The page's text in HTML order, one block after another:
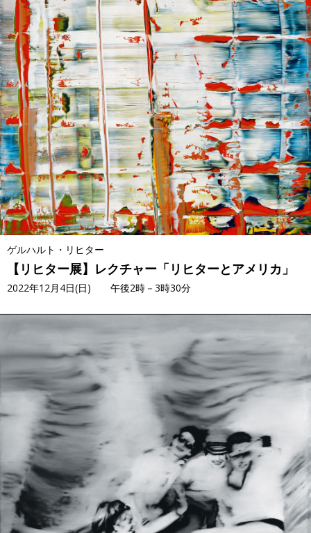
ゲルハルト・リヒター
【リヒター展】レクチャー「リヒターとアメリカ」
2022年12月4日(日) 午後2時－3時30分